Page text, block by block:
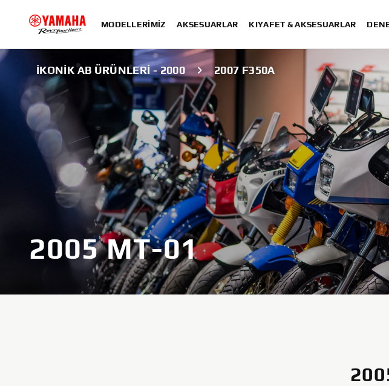
MODELLERIMIZ AKSESUARLAR KIYAFET & AKSESUARLAR
İKONIK AB ÜRÜNLERI - 2000 2007 F350A
2005 MT-01